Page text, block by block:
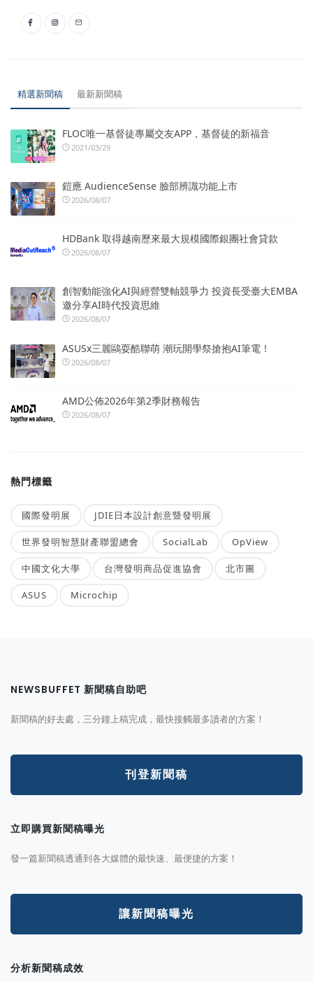
精選新聞稿 最新新聞稿
FLOC唯一基督徒專屬交友APP，基督徒的新福音
2021/03/29
鎧應 AudienceSense 臉部辨識功能上市
2026/08/07
HDBank 取得越南歷來最大規模國際銀團社會貸款
2026/08/07
創智動能強化AI與經營雙軸競爭力 投資長受臺大EMBA
邀分享AI時代投資思維
2026/08/07
ASUSx三麗鷗耍酷聯萌 潮玩開學祭搶抱AI筆電！
2026/08/07
AMD公佈2026年第2季財務報告
2026/08/07
熱門標籤
國際發明展 JDIE日本設計創意暨發明展
世界發明智慧財產聯盟總會 SocialLab OpView
中國文化大學 台灣發明商品促進協會 北市圖
ASUS Microchip
NEWSBUFFET 新聞稿自助吧
新聞稿的好去處，三分鐘上稿完成，最快接觸最多讀者的方案！
刊登新聞稿
立即購買新聞稿曝光
發一篇新聞稿透通到各大媒體的最快速、最便捷的方案！
讓新聞稿曝光
分析新聞稿成效